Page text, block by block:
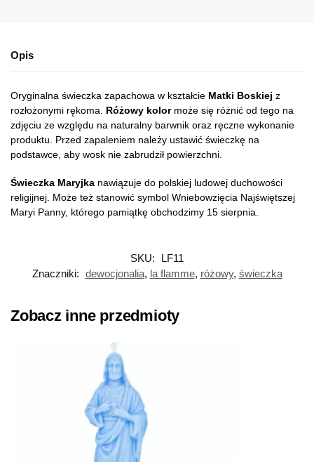
Opis
Oryginalna świeczka zapachowa w kształcie Matki Boskiej z
rozłożonymi rękoma. Różowy kolor może się różnić od tego na
zdjęciu ze względu na naturalny barwnik oraz ręczne wykonanie
produktu. Przed zapaleniem należy ustawić świeczkę na
podstawce, aby wosk nie zabrudził powierzchni.
Świeczka Maryjka nawiązuje do polskiej ludowej duchowości
religijnej. Może też stanowić symbol Wniebowzięcia Najświętszej
Maryi Panny, którego pamiątkę obchodzimy 15 sierpnia.
SKU:
LF11
Znaczniki: dewocjonalia, la flamme, różowy, świeczka
Zobacz inne przedmioty